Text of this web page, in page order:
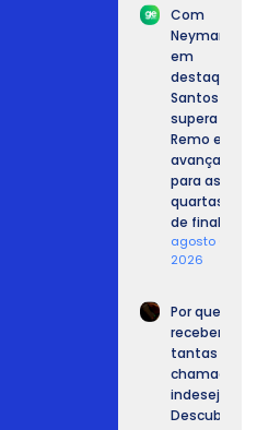
Com
Neymar
em
destaque,
Santos
supera o
Remo e
avança
para as
quartas
de final.
agosto 6,
2026
Por que
recebemos
tantas
chamadas
Descubra